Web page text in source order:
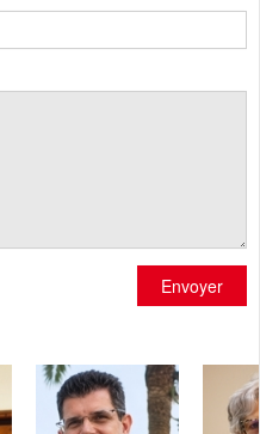
Envoyer